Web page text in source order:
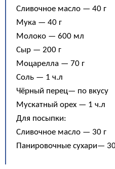
Сливочное масло — 40 г
Мука — 40 г
Молоко — 600 мл
Сыр — 200 г
Моцарелла — 70 г
Соль — 1 ч.л
Чёрный перец— по вкусу
Мускатный орех — 1 ч.л
Для посыпки:
Сливочное масло — 30 г
Панировочные сухари—